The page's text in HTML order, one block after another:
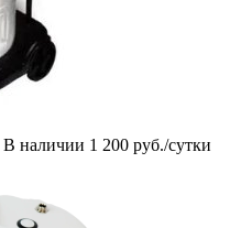
В наличии 1 200 руб./сутки